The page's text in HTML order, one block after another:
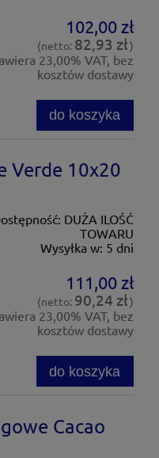
102,00 zł
(netto: 82,93 zł)
23,00% VAT, bez
kosztów dostawy
do koszyka
Verde 10x20
DUŻA ILOŚĆ
TOWARU
Wysyłka w: 5 dni
111,00 zł
(netto: 90,24 zł)
23,00% VAT, bez
kosztów dostawy
do koszyka
Cacao